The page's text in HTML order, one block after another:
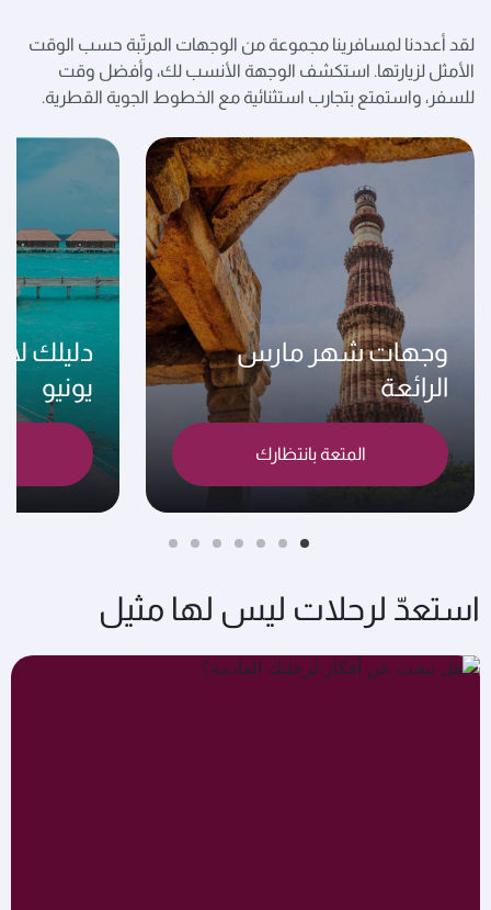
لقد أعددنا لمسافرينا مجموعة من الوجهات المرتّبة حسب الوقت
الأمثل لزيارتها. استكشف الوجهة الأنسب لك، وأفضل وقت
للسفر، واستمتع بتجارب استثنائية مع الخطوط الجوية القطرية.
وجهات شهر مارس
الرائعة
المتعة بانتظارك
دليلك
يونيو
استعدّ لرحلات ليس لها مثيل